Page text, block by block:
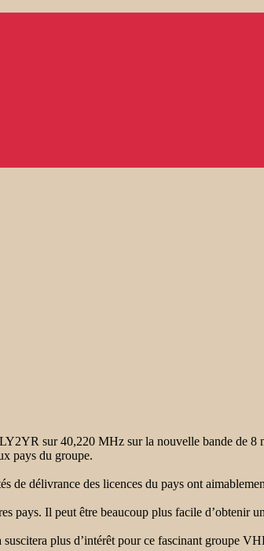
sur 40,220 MHz sur la nouvelle bande de 8
pays du groupe.
délivrance des licences du pays ont
pays. Il peut être beaucoup plus facile d’obtenir
plus d’intérêt pour ce fascinant groupe